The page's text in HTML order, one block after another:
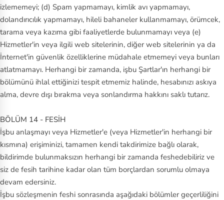
izlememeyi; (d) Spam yapmamayı, kimlik avı yapmamayı,
dolandırıcılık yapmamayı, hileli bahaneler kullanmamayı, örümcek,
tarama veya kazıma gibi faaliyetlerde bulunmamayı veya (e)
Hizmetler'in veya ilgili web sitelerinin, diğer web sitelerinin ya da
İnternet'in güvenlik özelliklerine müdahale etmemeyi veya bunları
atlatmamayı. Herhangi bir zamanda, işbu Şartlar'ın herhangi bir
bölümünü ihlal ettiğinizi tespit etmemiz halinde, hesabınızı askıya
alma, devre dışı bırakma veya sonlandırma hakkını saklı tutarız.
BÖLÜM 14 - FESİH
İşbu anlaşmayı veya Hizmetler'e (veya Hizmetler'in herhangi bir
kısmına) erişiminizi, tamamen kendi takdirimize bağlı olarak,
bildirimde bulunmaksızın herhangi bir zamanda feshedebiliriz ve
siz de fesih tarihine kadar olan tüm borçlardan sorumlu olmaya
devam edersiniz.
İşbu sözleşmenin feshi sonrasında aşağıdaki bölümler geçerliliğini